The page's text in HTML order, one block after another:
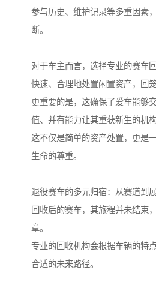
参与历史、维护记录等多重因素
断。
对于车主而言，选择专业的赛车
快速、合理地处置闲置资产，回笼
更重要的是，这确保了爱车能够
值、并有能力让其重获新生的机
这不仅是简单的资产处置，更是
生命的尊重。
退役赛车的多元归宿：从赛道到
回收后的赛车，其旅程并未结束
章。
专业的回收机构会根据车辆的特
合适的未来路径。